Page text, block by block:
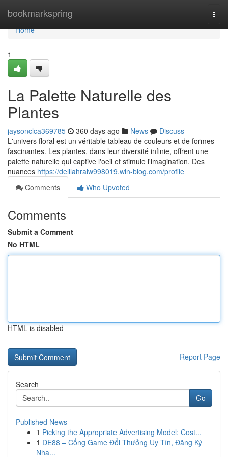
bookmarkspring
Home
Home
1
La Palette Naturelle des
Plantes
jaysonclca369785 360 days ago News
Discuss
L'univers floral est un véritable tableau de couleurs et de formes
fascinantes. Les plantes, dans leur diversité infinie, offrent une
palette naturelle qui captive l'oeil et stimule l'imagination. Des
nuances https://delilahralw998019.win-blog.com/profile
Comments
Who Upvoted
Comments
Submit a Comment
No HTML
HTML is disabled
Report Page
Search
Go
Published News
1 Picking the Appropriate Advertising Model: Cost...
1 DE88 – Cổng Game Đổi Thưởng Uy Tín, Đăng Ký
Nha...